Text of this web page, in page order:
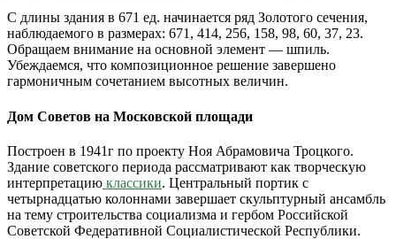
С длины здания в 671 ед. начинается ряд Золотого сечения,
наблюдаемого в размерах: 671, 414, 256, 158, 98, 60, 37, 23.
Обращаем внимание на основной элемент — шпиль.
Убеждаемся, что композиционное решение завершено
гармоничным сочетанием высотных величин.
Дом Советов на Московской площади
Построен в 1941г по проекту Ноя Абрамовича Троцкого.
Здание советского периода рассматривают как творческую
интерпретацию классики. Центральный портик с
четырнадцатью колоннами завершает скульптурный ансамбль
на тему строительства социализма и гербом Российской
Советской Федеративной Социалистической Республики.